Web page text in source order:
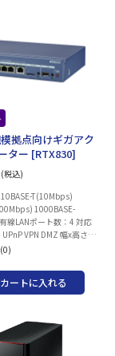
工コネクター ○ スリムコ
れ防止カバー付きコネク
巻き取り機能 × パッケー
境配慮タイプ) 爪の折れ
拠点向けギガアク
ター [RTX830]
(税込)
T(10Mbps)
1000BASE-
線LANポート数：4 対応
VPN DMZ 幅x高さx
mm 重量：1100 g
(0)
カートに入れる